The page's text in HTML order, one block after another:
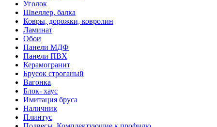
Уголок
Швеллер, балка
Ковры, дорожки, ковролин
Ламинат
Обои
Панели МДФ
Панели ПВХ
Керамогранит
Брусок строганый
Вагонка
Блок- хаус
Имитация бруса
Наличник
Плинтус